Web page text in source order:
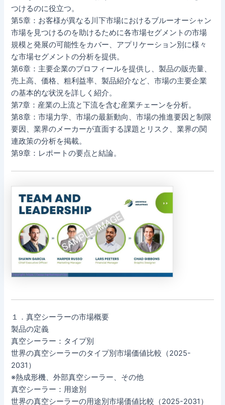
つけるのに役立つ。
第5章：お客様が異なる川下市場におけるブルーオーシャン
市場を見つけるのを助けるために各市場セグメントの市場
規模と発展の可能性をカバー、アプリケーション別に様々
な市場セグメントの分析を提供。
第6章：主要企業のプロフィールを提供し、製品の販売量、
売上高、価格、粗利益率、製品紹介など、市場の主要企業
の基本的な状況を詳しく紹介。
第7章：産業の上流と下流を含む産業チェーンを分析。
第8章：市場力学、市場の最新動向、市場の推進要因と制限
要因、業界のメーカーが直面する課題とリスク、業界の関
連政策の分析を掲載。
第9章：レポートの要点と結論。
１．真空シーラーの市場概要
製品の定義
真空シーラー：タイプ別
世界の真空シーラーのタイプ別市場価値比較（2025-
2031）
※熱成形機、外部真空シーラー、その他
真空シーラー：用途別
世界の真空シーラーの用途別市場価値比較（2025-2031）